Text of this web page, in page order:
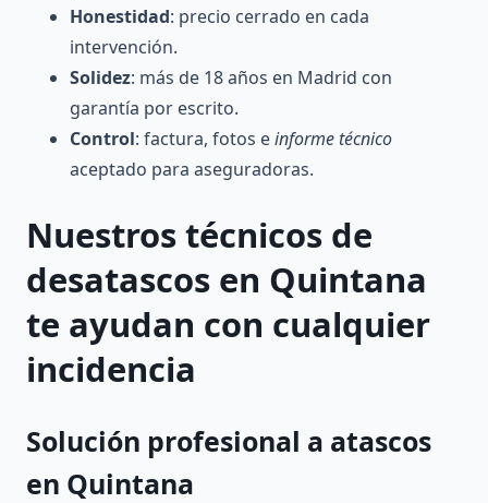
Honestidad: precio cerrado en cada
intervención.
Solidez: más de 18 años en Madrid con
garantía por escrito.
Control: factura, fotos einforme técnico
aceptado para aseguradoras.
Nuestrostécnicos de
desatascos en Quintana
te ayudan con cualquier
incidencia
Solución profesional a atascos
en Quintana